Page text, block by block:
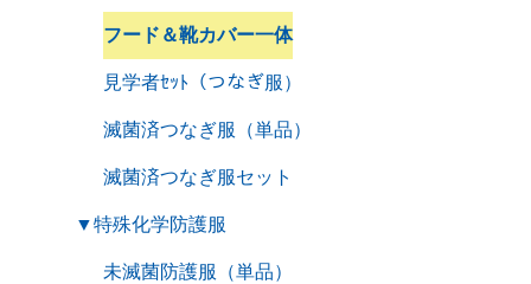
フード＆靴カバー一体
見学者ｾｯﾄ（つなぎ服）
滅菌済つなぎ服（単品）
滅菌済つなぎ服セット
▼特殊化学防護服
未滅菌防護服（単品）